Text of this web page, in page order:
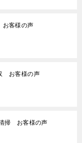
客様の声
お客様の声
掃 お客様の声